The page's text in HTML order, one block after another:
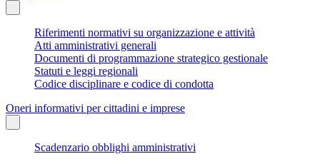
Riferimenti normativi su organizzazione e attività
Atti amministrativi generali
Documenti di programmazione strategico gestionale
Statuti e leggi regionali
Codice disciplinare e codice di condotta
Oneri informativi per cittadini e imprese
Scadenzario obblighi amministrativi